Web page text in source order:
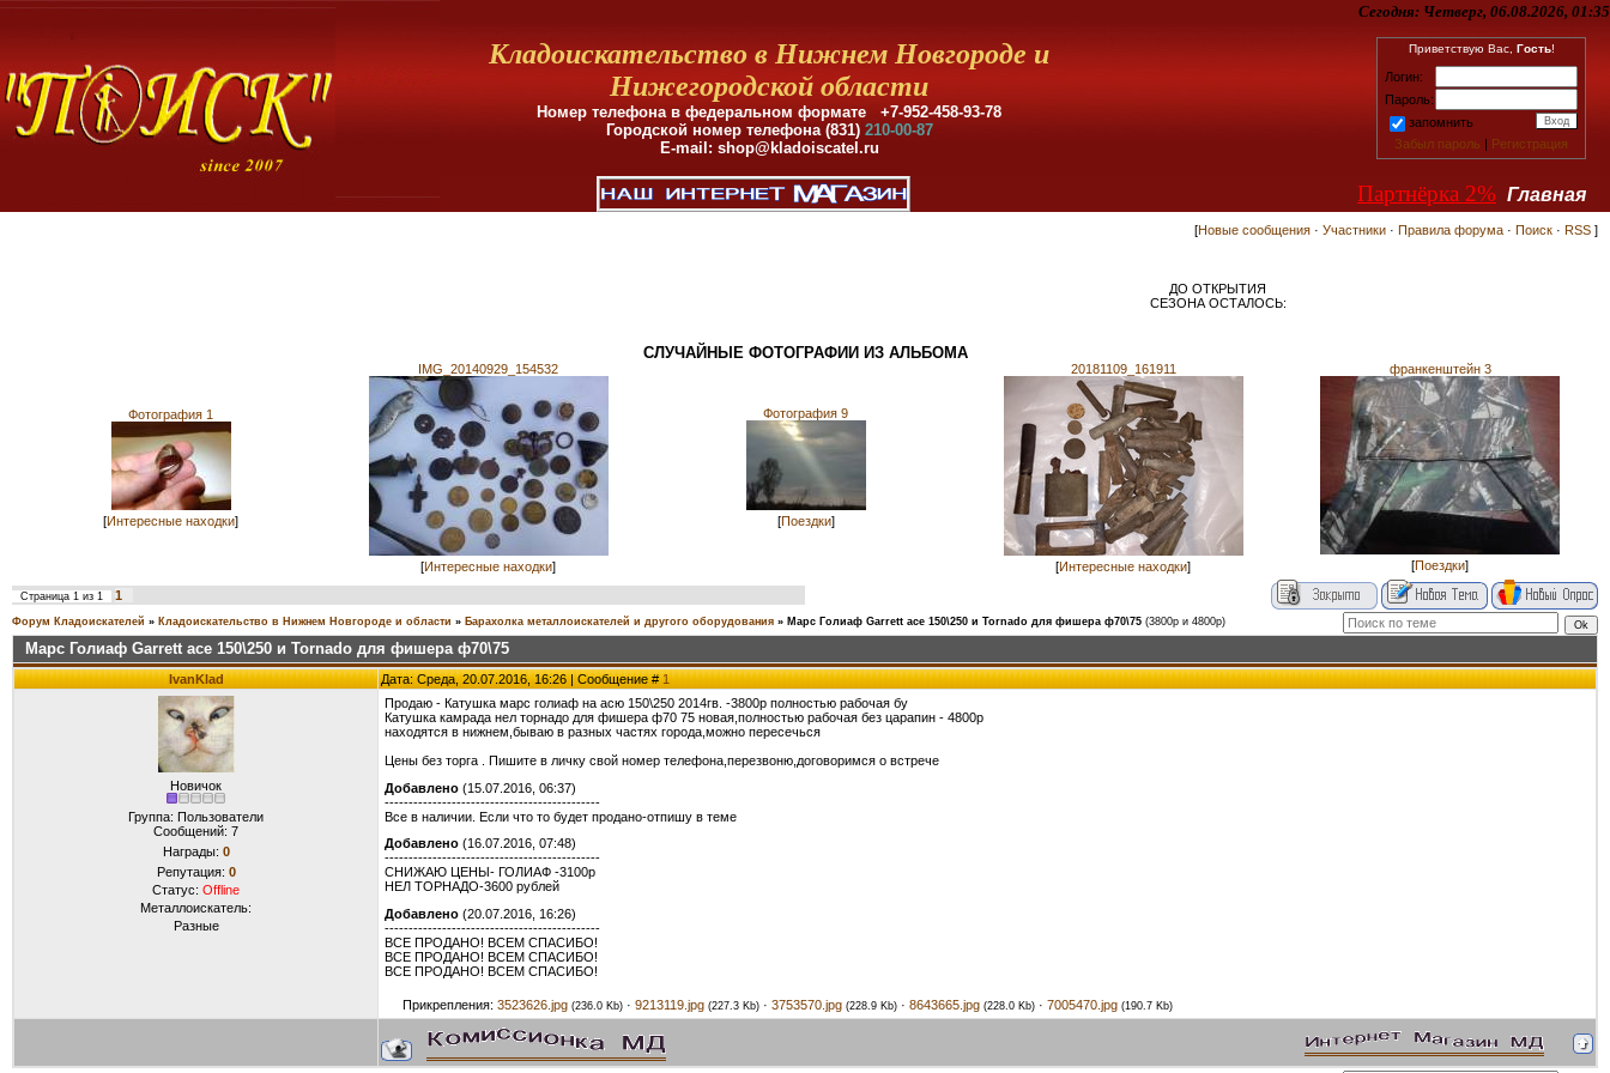
Сегодня: Четверг, 06.08.2026, 01:35
Кладоискательство в Нижнем Новгороде и
Нижегородской области
Номер телефона в федеральном формате +7-952-458-93-78
Городской номер телефона (831) 210-00-87
E-mail: shop@kladoiscatel.ru
Приветствую Вас, Гость!
Логин:
Пароль:
запомнить
Забыл пароль | Регистрация
Партнёрка 2% Главная
[Новые сообщения · Участники · Правила форума · Поиск · RSS ]
ДО ОТКРЫТИЯ
СЕЗОНА ОСТАЛОСЬ:
СЛУЧАЙНЫЕ ФОТОГРАФИИ ИЗ АЛЬБОМА
Фотография 1
[Интересные находки]
IMG_20140929_154532
[Интересные находки]
Фотография 9
[Поездки]
20181109_161911
[Интересные находки]
франкенштейн 3
[Поездки]
Страница 1 из 1 1
Форум Кладоискателей » Кладоискательство в Нижнем Новгороде и области » Барахолка металлоискателей и другого оборудования » Марс Голиаф Garrett ace 150\250 и Tornado для фишера ф70\75 (3800р и 4800р)
Марс Голиаф Garrett ace 150\250 и Tornado для фишера ф70\75
IvanKlad Дата: Среда, 20.07.2016, 16:26 | Сообщение #1
Новичок
Группа: Пользователи
Сообщений: 7
Награды: 0
Репутация: 0
Статус: Offline
Металлоискатель:
Разные
Продаю - Катушка марс голиаф на асю 150\250 2014гв. -3800р полностью рабочая бу
Катушка камрада нел торнадо для фишера ф70 75 новая,полностью рабочая без царапин - 4800р
находятся в нижнем,бываю в разных частях города,можно пересечься
Цены без торга . Пишите в личку свой номер телефона,перезвоню,договоримся о встрече
Добавлено (15.07.2016, 06:37)
---------------------------------------------
Все в наличии. Если что то будет продано-отпишу в теме
Добавлено (16.07.2016, 07:48)
---------------------------------------------
СНИЖАЮ ЦЕНЫ- ГОЛИАФ -3100р
НЕЛ ТОРНАДО-3600 рублей
Добавлено (20.07.2016, 16:26)
---------------------------------------------
ВСЕ ПРОДАНО! ВСЕМ СПАСИБО!
ВСЕ ПРОДАНО! ВСЕМ СПАСИБО!
ВСЕ ПРОДАНО! ВСЕМ СПАСИБО!
Прикрепления: 3523626.jpg (236.0 Kb) · 9213119.jpg (227.3 Kb) · 3753570.jpg (228.9 Kb) · 8643665.jpg (228.0 Kb) · 7005470.jpg (190.7 Kb)